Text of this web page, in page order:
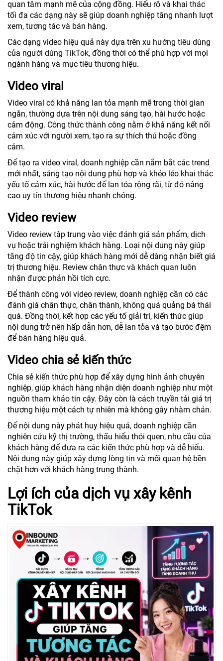
quan tâm mạnh mẽ của cộng đồng. Hiểu rõ và khai thác
tối đa các dạng này sẽ giúp doanh nghiệp tăng nhanh lượt
xem, tương tác và bán hàng.
Các dạng video hiệu quả này dựa trên xu hướng tiêu dùng
của người dùng TikTok, đồng thời có thể phù hợp với mọi
ngành hàng và mục tiêu thương hiệu.
Video viral
Video viral có khả năng lan tỏa mạnh mẽ trong thời gian
ngắn, thường dựa trên nội dung sáng tạo, hài hước hoặc
cảm động. Công thức thành công nằm ở khả năng kết nối
cảm xúc với người xem, tạo ra sự thích thú hoặc đồng
cảm.
Để tạo ra video viral, doanh nghiệp cần nắm bắt các trend
mới nhất, sáng tạo nội dung phù hợp và khéo léo khai thác
yếu tố cảm xúc, hài hước để lan tỏa rộng rãi, từ đó nâng
cao uy tín thương hiệu nhanh chóng.
Video review
Video review tập trung vào việc đánh giá sản phẩm, dịch
vụ hoặc trải nghiệm khách hàng. Loại nội dung này giúp
tăng độ tin cậy, giúp khách hàng mới dễ dàng nhận biết giá
trị thương hiệu. Review chân thực và khách quan luôn
nhận được phản hồi tích cực.
Để thành công với video review, doanh nghiệp cần có các
đánh giá chân thực, chân thành, không quá quảng bá thái
quá. Đồng thời, kết hợp các yếu tố giải trí, kiến thức giúp
nội dung trở nên hấp dẫn hơn, dễ lan tỏa và tạo bước đệm
để bán hàng hiệu quả.
Video chia sẻ kiến thức
Chia sẻ kiến thức phù hợp để xây dựng hình ảnh chuyên
nghiệp, giúp khách hàng nhận diện doanh nghiệp như một
nguồn tham khảo tin cậy. Đây còn là cách truyền tải giá trị
thương hiệu một cách tự nhiên mà không gây nhàm chán.
Để nội dung này phát huy hiệu quả, doanh nghiệp cần
nghiên cứu kỹ thị trường, thấu hiểu thói quen, nhu cầu của
khách hàng để đưa ra các kiến thức phù hợp và dễ hiểu.
Nội dung này giúp xây dựng lòng tin và mối quan hệ bền
chặt hơn với khách hàng trung thành.
Lợi ích của dịch vụ xây kênh
TikTok